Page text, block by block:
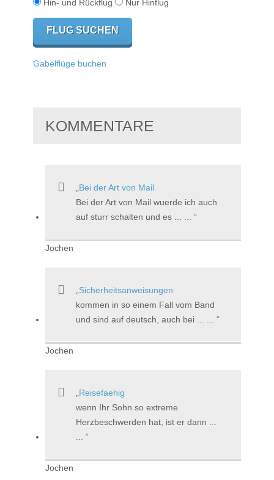
Hin- und Rückflug Nur Hinflug
Gabelflüge buchen
KOMMENTARE
Bei der Art von Mail
Bei der Art von Mail wuerde ich auch
auf sturr schalten und es ... ...
Jochen
Sicherheitsanweisungen
kommen in so einem Fall vom Band
und sind auf deutsch, auch bei ... ...
Jochen
Reisefaehig
wenn Ihr Sohn so extreme
Herzbeschwerden hat, ist er dann ...
Jochen